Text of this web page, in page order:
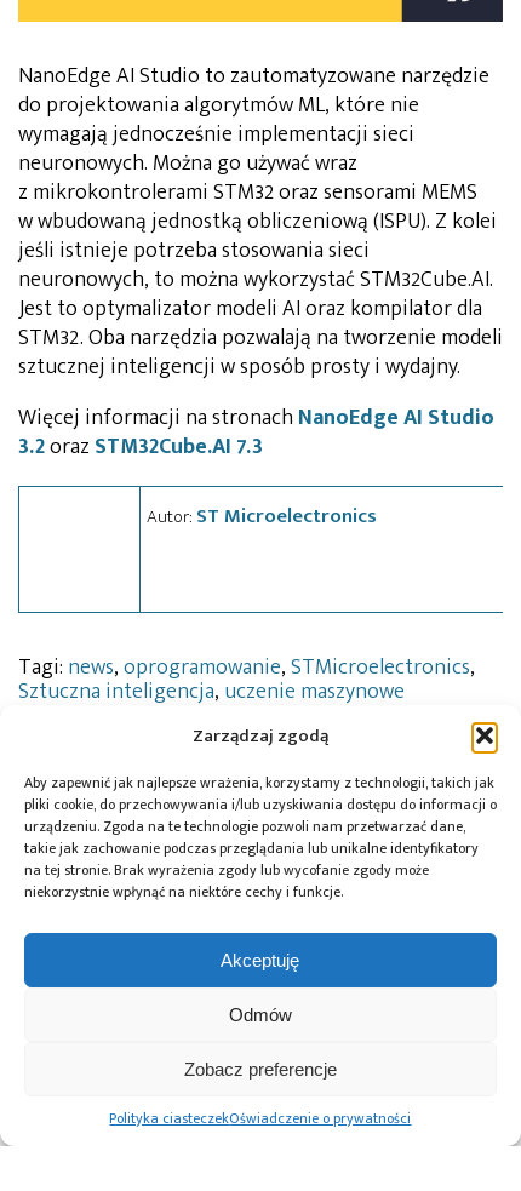
Zarządzaj zgodą
Aby zapewnić jak najlepsze wrażenia, korzystamy z technologii, takich jak
pliki cookie, do przechowywania i/lub uzyskiwania dostępu do informacji o
urządzeniu. Zgoda na te technologie pozwoli nam przetwarzać dane,
takie jak zachowanie podczas przeglądania lub unikalne identyfikatory
na tej stronie. Brak wyrażenia zgody lub wycofanie zgody może
niekorzystnie wpłynąć na niektóre cechy i funkcje.
Akceptuję
Odmów
Zobacz preferencje
Polityka ciasteczekOświadczenie o prywatności
NanoEdge AI Studio to zautomatyzowane narzędzie
do projektowania algorytmów ML, które nie
wymagają jednocześnie implementacji sieci
neuronowych. Można go używać wraz
z mikrokontrolerami STM32 oraz sensorami MEMS
w wbudowaną jednostką obliczeniową (ISPU). Z kolei
jeśli istnieje potrzeba stosowania sieci
neuronowych, to można wykorzystać STM32Cube.AI.
Jest to optymalizator modeli AI oraz kompilator dla
STM32. Oba narzędzia pozwalają na tworzenie modeli
sztucznej inteligencji w sposób prosty i wydajny.
Więcej informacji na stronach NanoEdge AI Studio
3.2oraz STM32Cube.AI 7.3
Autor: ST Microelectronics
Tagi: news,oprogramowanie,STMicroelectronics,
Sztuczna inteligencja, uczenie maszynowe
Przeczytaj również:
Global Electronics
opublikowało
Microchip i Micron
prezentują
architekturę
pamięci masowej
oraz centrów
z Hailo w zakresie